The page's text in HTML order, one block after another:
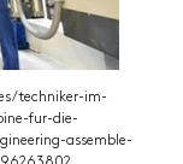
techniker-im-
fur-die-
assemble-